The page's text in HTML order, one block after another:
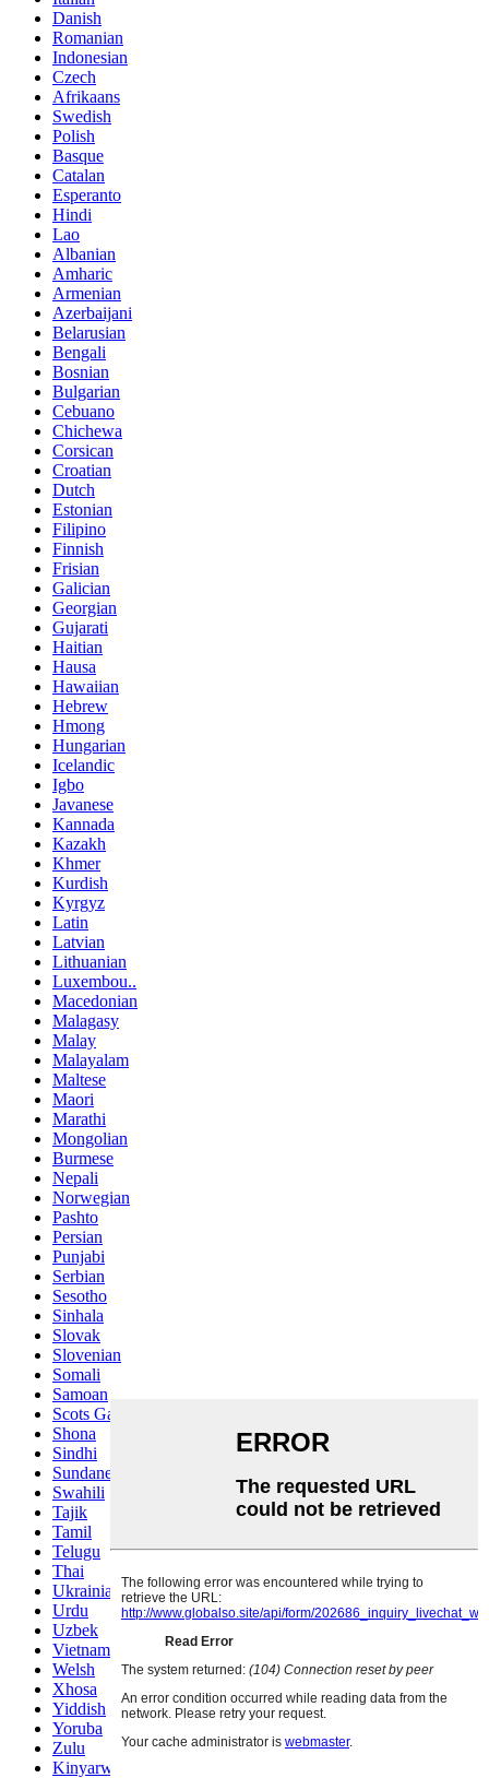
Danish
Romanian
Indonesian
Czech
Afrikaans
Swedish
Polish
Basque
Catalan
Esperanto
Hindi
Lao
Albanian
Amharic
Armenian
Azerbaijani
Belarusian
Bengali
Bosnian
Bulgarian
Cebuano
Chichewa
Corsican
Croatian
Dutch
Estonian
Filipino
Finnish
Frisian
Galician
Georgian
Gujarati
Haitian
Hausa
Hawaiian
Hebrew
Hmong
Hungarian
Icelandic
Igbo
Javanese
Kannada
Kazakh
Khmer
Kurdish
Kyrgyz
Latin
Latvian
Lithuanian
Luxembou..
Macedonian
Malagasy
Malay
Malayalam
Maltese
Maori
Marathi
Mongolian
Burmese
Nepali
Norwegian
Pashto
Persian
Punjabi
Serbian
Sesotho
Sinhala
Slovak
Slovenian
Somali
Samoan
Scots Gaelic
Shona
Sindhi
Sundanese
Swahili
Tajik
Tamil
Telugu
Thai
Ukrainian
Urdu
Uzbek
Vietnamese
Welsh
Xhosa
Yiddish
Yoruba
Zulu
Kinyarwanda